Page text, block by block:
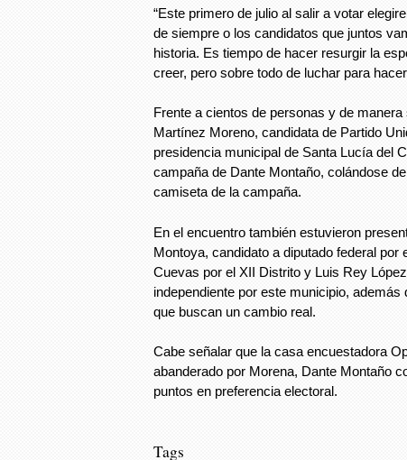
“Este primero de julio al salir a votar
de siempre o los candidatos que juntos
historia. Es tiempo de hacer resurgir la
creer, pero sobre todo de luchar para
Frente a cientos de personas y de
Martínez Moreno, candidata de Partido
presidencia municipal de Santa Lucía del
campaña de Dante Montaño, colándose
camiseta de la campaña.
En el encuentro también estuvieron
Montoya, candidato a diputado federal por
Cuevas por el XII Distrito y Luis Rey
independiente por este municipio,
que buscan un cambio real.
Cabe señalar que la casa encuestadora
abanderado por Morena, Dante Montaño
puntos en preferencia electoral.
Tags